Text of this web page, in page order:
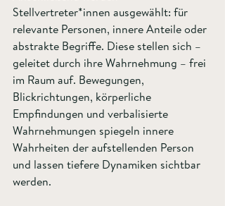
Stellvertreter*innen ausgewählt: für
relevante Personen, innere Anteile oder
abstrakte Begriffe. Diese stellen sich –
geleitet durch ihre Wahrnehmung – frei
im Raum auf. Bewegungen,
Blickrichtungen, körperliche
Empfindungen und verbalisierte
Wahrnehmungen spiegeln innere
Wahrheiten der aufstellenden Person
und lassen tiefere Dynamiken sichtbar
werden.